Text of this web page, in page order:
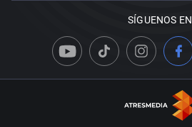
SÍGUENOS EN